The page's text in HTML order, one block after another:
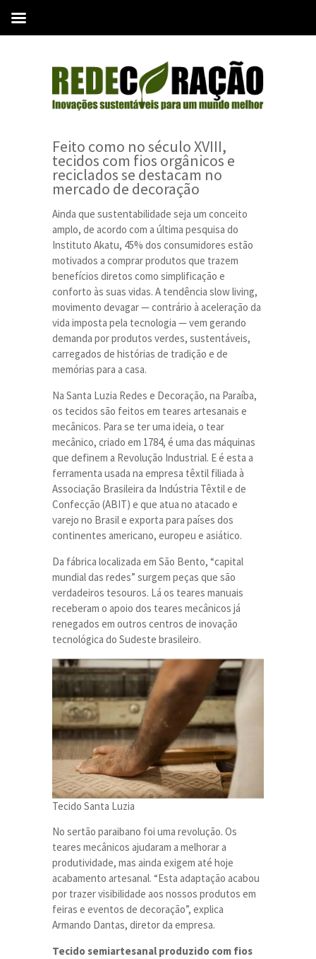
Feito como no século XVIII,
tecidos com fios orgânicos e
reciclados se destacam no
mercado de decoração
Ainda que sustentabilidade seja um conceito
amplo, de acordo com a última pesquisa do
Instituto Akatu, 45% dos consumidores estão
motivados a comprar produtos que trazem
benefícios diretos como simplificação e
conforto às suas vidas. A tendência slow living,
movimento devagar — contrário à aceleração da
vida imposta pela tecnologia — vem gerando
demanda por produtos verdes, sustentáveis,
carregados de histórias de tradição e de
memórias para a casa.
Na Santa Luzia Redes e Decoração, na Paraíba,
os tecidos são feitos em teares artesanais e
mecânicos. Para se ter uma ideia, o tear
mecânico, criado em 1784, é uma das máquinas
que definem a Revolução Industrial. E é esta a
ferramenta usada na empresa têxtil filiada à
Associação Brasileira da Indústria Têxtil e de
Confecção (ABIT) e que atua no atacado e
varejo no Brasil e exporta para países dos
continentes americano, europeu e asiático.
Da fábrica localizada em São Bento, “capital
mundial das redes” surgem peças que são
verdadeiros tesouros. Lá os teares manuais
receberam o apoio dos teares mecânicos já
renegados em outros centros de inovação
tecnológica do Sudeste brasileiro.
Tecido Santa Luzia
No sertão paraibano foi uma revolução. Os
teares mecânicos ajudaram a melhorar a
produtividade, mas ainda exigem até hoje
acabamento artesanal. “Esta adaptação acabou
por trazer visibilidade aos nossos produtos em
feiras e eventos de decoração”, explica
Armando Dantas, diretor da empresa.
Tecido semiartesanal produzido com fios